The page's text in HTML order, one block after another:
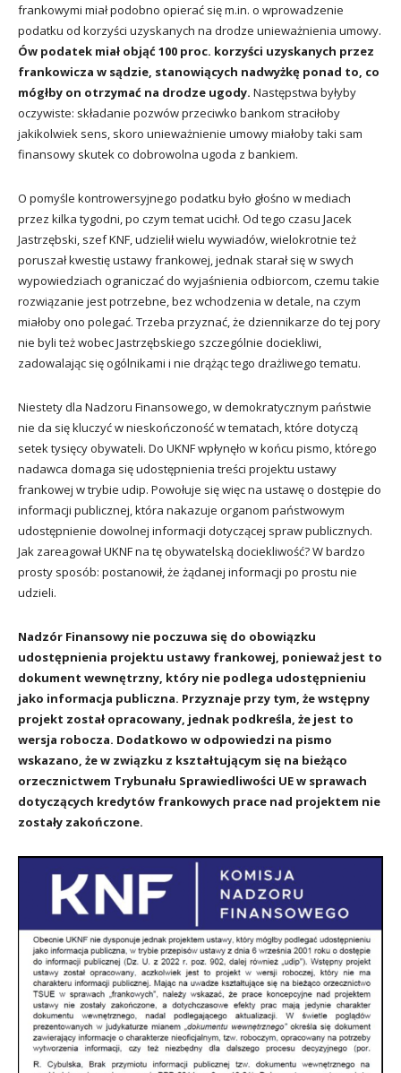
frankowymi miał podobno opierać się m.in. o wprowadzenie
podatku od korzyści uzyskanych na drodze unieważnienia umowy.
Ów podatek miał objąć 100 proc. korzyści uzyskanych przez
frankowicza w sądzie, stanowiących nadwyżkę ponad to, co
mógłby on otrzymać na drodze ugody. Następstwa byłyby
oczywiste: składanie pozwów przeciwko bankom straciłoby
jakikolwiek sens, skoro unieważnienie umowy miałoby taki sam
finansowy skutek co dobrowolna ugoda z bankiem.
O pomyśle kontrowersyjnego podatku było głośno w mediach
przez kilka tygodni, po czym temat ucichł. Od tego czasu Jacek
Jastrzębski, szef KNF, udzielił wielu wywiadów, wielokrotnie też
poruszał kwestię ustawy frankowej, jednak starał się w swych
wypowiedziach ograniczać do wyjaśnienia odbiorcom, czemu takie
rozwiązanie jest potrzebne, bez wchodzenia w detale, na czym
miałoby ono polegać. Trzeba przyznać, że dziennikarze do tej pory
nie byli też wobec Jastrzębskiego szczególnie dociekliwi,
zadowalając się ogólnikami i nie drążąc tego drażliwego tematu.
Niestety dla Nadzoru Finansowego, w demokratycznym państwie
nie da się kluczyć w nieskończoność w tematach, które dotyczą
setek tysięcy obywateli. Do UKNF wpłynęło w końcu pismo, którego
nadawca domaga się udostępnienia treści projektu ustawy
frankowej w trybie udip. Powołuje się więc na ustawę o dostępie do
informacji publicznej, która nakazuje organom państwowym
udostępnienie dowolnej informacji dotyczącej spraw publicznych.
Jak zareagował UKNF na tę obywatelską dociekliwość? W bardzo
prosty sposób: postanowił, że żądanej informacji po prostu nie
udzieli.
Nadzór Finansowy nie poczuwa się do obowiązku
udostępnienia projektu ustawy frankowej, ponieważ jest to
dokument wewnętrzny, który nie podlega udostępnieniu
jako informacja publiczna. Przyznaje przy tym, że wstępny
projekt został opracowany, jednak podkreśla, że jest to
wersja robocza. Dodatkowo w odpowiedzi na pismo
wskazano, że w związku z kształtującym się na bieżąco
orzecznictwem Trybunału Sprawiedliwości UE w sprawach
dotyczących kredytów frankowych prace nad projektem nie
zostały zakończone.